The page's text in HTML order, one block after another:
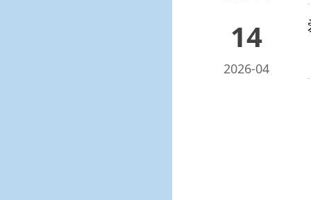
14
2026-04